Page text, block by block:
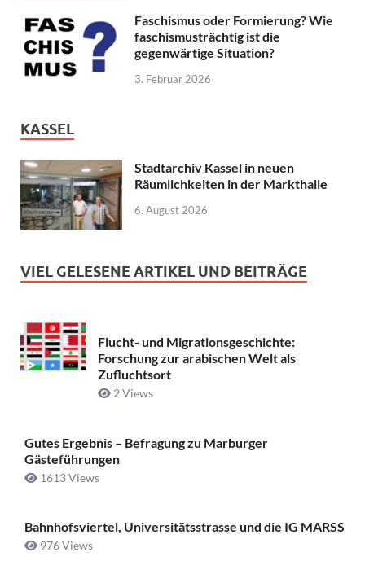
Faschismus oder Formierung? Wie
faschismusträchtig ist die
gegenwärtige Situation?
3. Februar 2026
KASSEL
Stadtarchiv Kassel in neuen
Räumlichkeiten in der Markthalle
6. August 2026
VIEL GELESENE ARTIKEL UND BEITRÄGE
Flucht- und Migrationsgeschichte:
Forschung zur arabischen Welt als
Zufluchtsort
2 Views
Gutes Ergebnis – Befragung zu Marburger
Gästeführungen
1613 Views
Bahnhofsviertel, Universitätsstrasse und die IG MARSS
976 Views